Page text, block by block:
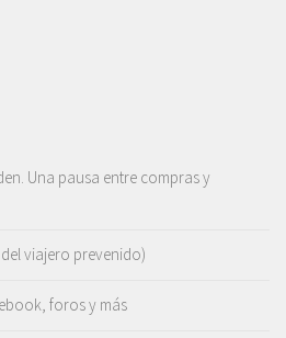
Una pausa entre compras y
viajero prevenido)
foros y más